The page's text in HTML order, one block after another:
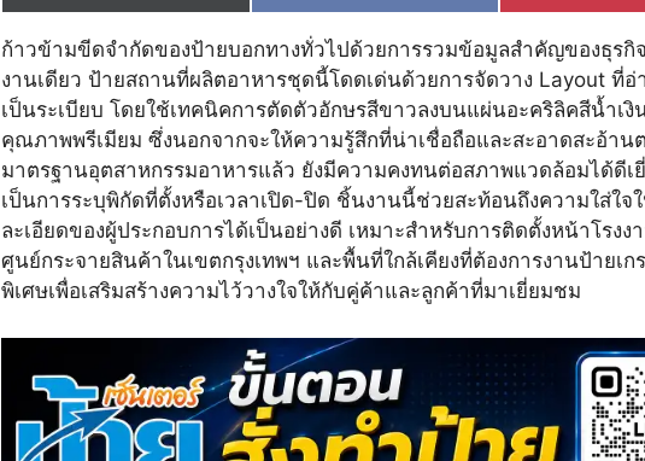
ก้าวข้ามขีดจำกัดของป้ายบอกทางทั่วไปด้วยการรวมข้อมูลสำคัญของธุรกิ
งานเดียว ป้ายสถานที่ผลิตอาหารชุดนี้โดดเด่นด้วยการจัดวาง Layout ที่อ่
เป็นระเบียบ โดยใช้เทคนิคการตัดตัวอักษรสีขาวลงบนแผ่นอะคริลิคสีน้ำเงิ
คุณภาพพรีเมียม ซึ่งนอกจากจะให้ความรู้สึกที่น่าเชื่อถือและสะอาดสะอ้าน
มาตรฐานอุตสาหกรรมอาหารแล้ว ยังมีความคงทนต่อสภาพแวดล้อมได้ดีเ
เป็นการระบุพิกัดที่ตั้งหรือเวลาเปิด-ปิด ชิ้นงานนี้ช่วยสะท้อนถึงความใส่ใจ
ละเอียดของผู้ประกอบการได้เป็นอย่างดี เหมาะสำหรับการติดตั้งหน้าโรงง
ศูนย์กระจายสินค้าในเขตกรุงเทพฯ และพื้นที่ใกล้เคียงที่ต้องการงานป้ายเก
พิเศษเพื่อเสริมสร้างความไว้วางใจให้กับคู่ค้าและลูกค้าที่มาเยี่ยมชม